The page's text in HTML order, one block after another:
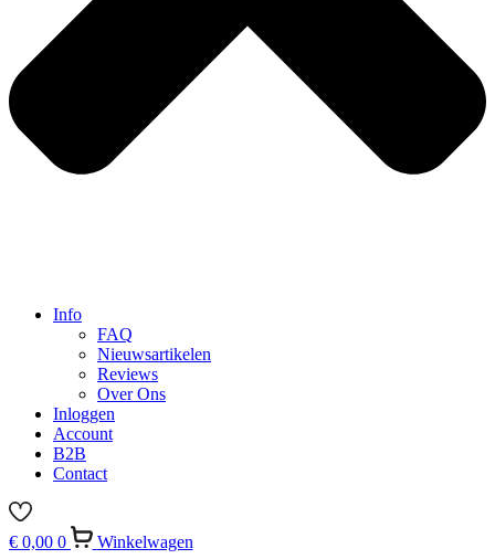
Info
FAQ
Nieuwsartikelen
Reviews
Over Ons
Inloggen
Account
B2B
Contact
€ 0,00 0
Winkelwagen